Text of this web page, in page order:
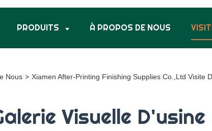
PRODUITS À PROPOS DE NOUS
Nous > Xiamen After-Printing Finishing Supplies Co.,Ltd Visite
Visuelle D'usine